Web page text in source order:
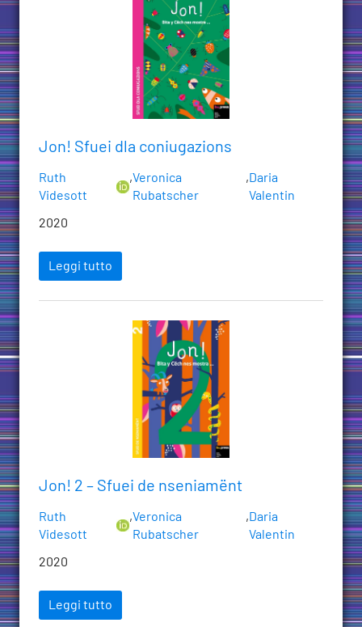
Jon! Sfuei dla coniugazions
Ruth
Videsott
,Veronica
Rubatscher
,Daria
Valentin
2020
Leggi tutto
Jon! 2 – Sfuei de nseniamënt
Ruth
Videsott
,Veronica
Rubatscher
,Daria
Valentin
2020
Leggi tutto